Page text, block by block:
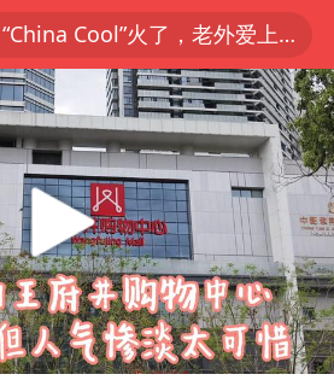
“China Cool”火了，老外爱上中国避暑游
香港宏福苑火灾或由烟头引起
浙江台州《告全体市民书》
以媒：穆杰塔巴被紧急送医情况危急
多所高校取消艺考
泰国初中生饮弹自尽前开了26枪
网约车司机充电时猝死保险拒赔
陕西柞水泥石流已致2死 仍有1人失联
01:21